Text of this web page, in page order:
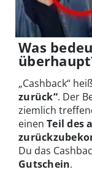
Was
„Cashback“
zurück“. Der
ziemlich
einen Teil des
Du das
Gutschein.